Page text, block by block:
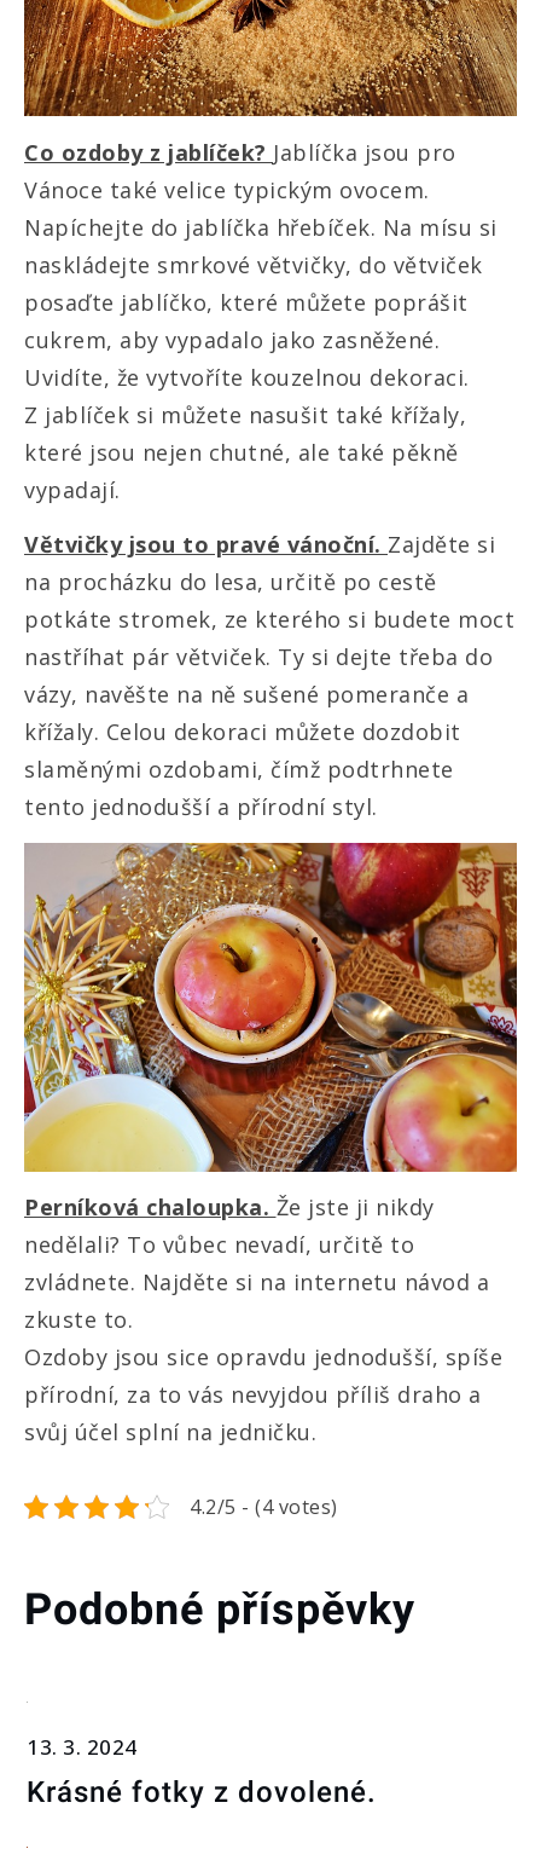
Co ozdoby z jablíček? Jablíčka jsou pro
Vánoce také velice typickým ovocem.
Napíchejte do jablíčka hřebíček. Na mísu si
naskládejte smrkové větvičky, do větviček
posaďte jablíčko, které můžete poprášit
cukrem, aby vypadalo jako zasněžené.
Uvidíte, že vytvoříte kouzelnou dekoraci.
Z jablíček si můžete nasušit také křížaly,
které jsou nejen chutné, ale také pěkně
vypadají.
Větvičky jsou to pravé vánoční. Zajděte si
na procházku do lesa, určitě po cestě
potkáte stromek, ze kterého si budete moct
nastříhat pár větviček. Ty si dejte třeba do
vázy, navěšte na ně sušené pomeranče a
křížaly. Celou dekoraci můžete dozdobit
slaměnými ozdobami, čímž podtrhnete
tento jednodušší a přírodní styl.
Perníková chaloupka. Že jste ji nikdy
nedělali? To vůbec nevadí, určitě to
zvládnete. Najděte si na internetu návod a
zkuste to.
Ozdoby jsou sice opravdu jednodušší, spíše
přírodní, za to vás nevyjdou příliš draho a
svůj účel splní na jedničku.
4.2/5 - (4 votes)
Podobné příspěvky
13. 3. 2024
Krásné fotky z dovolené.